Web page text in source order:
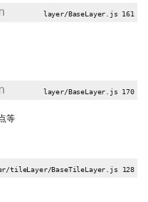
layer/BaseLayer.js 161
layer/BaseLayer.js 170
等
tileLayer/BaseTileLayer.js 128